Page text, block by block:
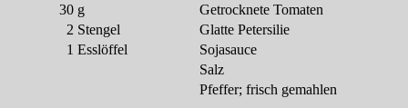
30 g
Getrocknete Tomaten
2 Stengel
Glatte Petersilie
1 Esslöffel
Sojasauce
Salz
Pfeffer; frisch gemahlen